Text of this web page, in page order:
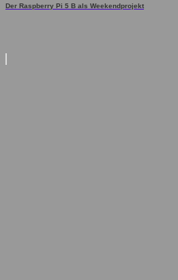
Der Raspberry Pi 5 B als Weekendprojekt